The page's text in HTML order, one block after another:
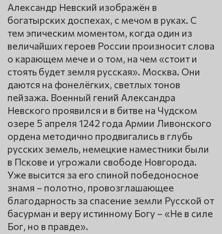
Александр Невский изображён в
богатырских доспехах, с мечом в руках. С
тем эпическим моментом, когда один из
величайших героев России произносит слова
о карающем мече и о том, на чем «стоит и
стоять будет земля русская». Москва. Они
даются на фонелёгких, светлых тонов
пейзажа. Военный гений Александра
Невского проявился и в битве на Чудском
озере 5 апреля 1242 года Армии Ливонского
ордена методично продвигались в глубь
русских земель, немецкие наместники были
в Пскове и угрожали свободе Новгорода.
Уже высится за его спиной победоносное
знамя – полотно, провозглашающее
благодарность за спасение земли Русской от
басурман и веру истинному Богу – «Не в силе
Бог, но в правде».